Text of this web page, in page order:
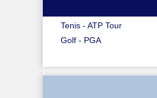
Tenis - ATP Tour
Golf - PGA